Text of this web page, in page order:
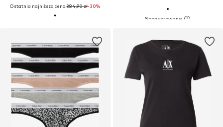
Ostatnia najniższa cena:384,90 zł-30%